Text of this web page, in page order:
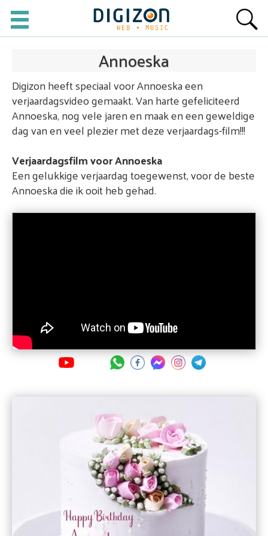
Annoeska
Digizon heeft speciaal voor Annoeska een
verjaardagsvideo gemaakt. Van harte gefeliciteerd
Annoeska, nog vele jaren en maak en een geweldige
dag van en veel plezier met deze verjaardags-film!!!
Verjaardagsfilm voor Annoeska
Een gelukkige verjaardag toegewenst, voor de beste
Annoeska die ik ooit heb gehad.